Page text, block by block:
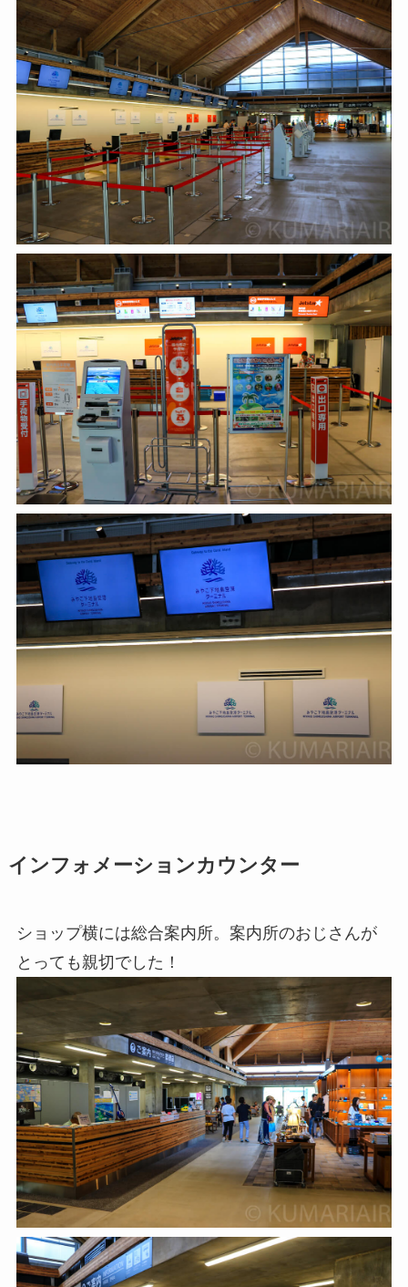
インフォメーションカウンター
ショップ横には総合案内所。案内所のおじさんが
とっても親切でした！